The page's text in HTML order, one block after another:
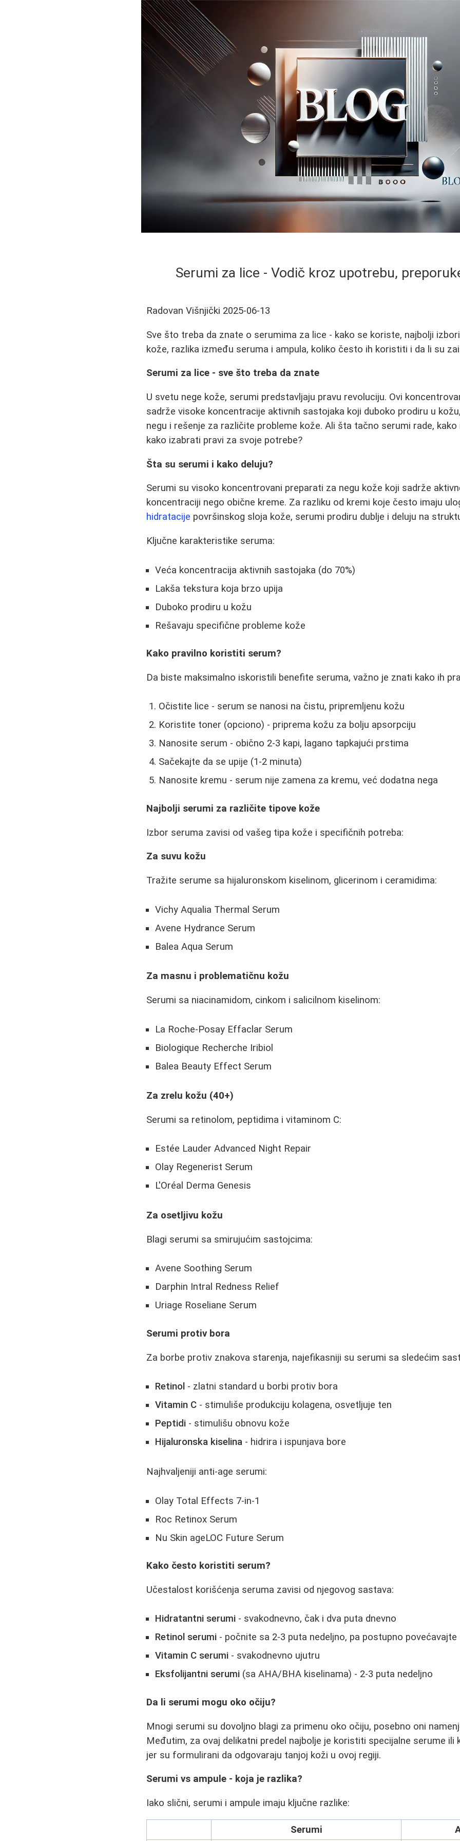
Serumi za lice - Vodič kroz upotrebu,
Radovan Višnjički 2025-06-13
Sve što treba da znate o serumima za lice - kako se koriste, najbolji
kože, razlika između seruma i ampula, koliko često ih koristiti i da li su
Serumi za lice - sve što treba da znate
U svetu nege kože, serumi predstavljaju pravu revoluciju. Ovi
sadrže visoke koncentracije aktivnih sastojaka koji duboko prodiru u
negu i rešenje za različite probleme kože. Ali šta tačno serumi rade,
kako izabrati pravi za svoje potrebe?
Šta su serumi i kako deluju?
Serumi su visoko koncentrovani preparati za negu kože koji sadrže
koncentraciji nego obične kreme. Za razliku od kremi koje često imaju
hidratacije površinskog sloja kože, serumi prodiru dublje i deluju na
Ključne karakteristike seruma:
Veća koncentracija aktivnih sastojaka (do 70%)
Lakša tekstura koja brzo upija
Duboko prodiru u kožu
Rešavaju specifične probleme kože
Kako pravilno koristiti serum?
Da biste maksimalno iskoristili benefite seruma, važno je znati kako ih
Očistite lice - serum se nanosi na čistu, pripremljenu kožu
Koristite toner (opciono) - priprema kožu za bolju apsorpciju
Nanosite serum - obično 2-3 kapi, lagano tapkajući prstima
Sačekajte da se upije (1-2 minuta)
Nanosite kremu - serum nije zamena za kremu, već dodatna nega
Najbolji serumi za različite tipove kože
Izbor seruma zavisi od vašeg tipa kože i specifičnih potreba:
Za suvu kožu
Tražite serume sa hijaluronskom kiselinom, glicerinom i ceramidima:
Vichy Aqualia Thermal Serum
Avene Hydrance Serum
Balea Aqua Serum
Za masnu i problematičnu kožu
Serumi sa niacinamidom, cinkom i salicilnom kiselinom:
La Roche-Posay Effaclar Serum
Biologique Recherche Iribiol
Balea Beauty Effect Serum
Za zrelu kožu (40+)
Serumi sa retinolom, peptidima i vitaminom C:
Estée Lauder Advanced Night Repair
Olay Regenerist Serum
L'Oréal Derma Genesis
Za osetljivu kožu
Blagi serumi sa smirujućim sastojcima:
Avene Soothing Serum
Darphin Intral Redness Relief
Uriage Roseliane Serum
Serumi protiv bora
Za borbe protiv znakova starenja, najefikasniji su serumi sa sledećim
Retinol - zlatni standard u borbi protiv bora
Vitamin C - stimuliše produkciju kolagena, osvetljuje ten
Peptidi - stimulišu obnovu kože
Hijaluronska kiselina - hidrira i ispunjava bore
Najhvaljeniji anti-age serumi:
Olay Total Effects 7-in-1
Roc Retinox Serum
Nu Skin ageLOC Future Serum
Kako često koristiti serum?
Učestalost korišćenja seruma zavisi od njegovog sastava:
Hidratantni serumi - svakodnevno, čak i dva puta dnevno
Retinol serumi - počnite sa 2-3 puta nedeljno, pa postupno povećavajte
Vitamin C serumi - svakodnevno ujutru
Eksfolijantni serumi (sa AHA/BHA kiselinama) - 2-3 puta nedeljno
Da li serumi mogu oko očiju?
Mnogi serumi su dovoljno blagi za primenu oko očiju, posebno oni
Međutim, za ovaj delikatni predel najbolje je koristiti specijalne serume ili
jer su formulirani da odgovaraju tanjoj koži u ovoj regiji.
Serumi vs ampule - koja je razlika?
Iako slični, serumi i ampule imaju ključne razlike:
Serumi